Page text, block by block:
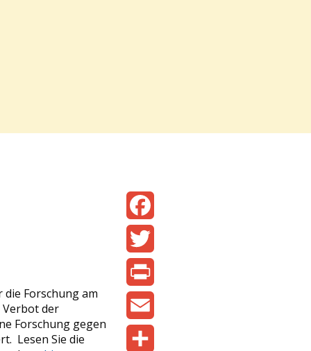
Facebook
Twitter
Print
Email
die Forschung am
Verbot der
Forschung gegen
Lesen Sie die